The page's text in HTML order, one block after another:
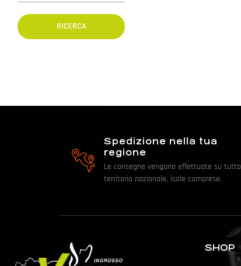
Spedizione nella tua
regione
Le consegne vengono effettuate su
territorio nazionale, isole comprese.
SHOP